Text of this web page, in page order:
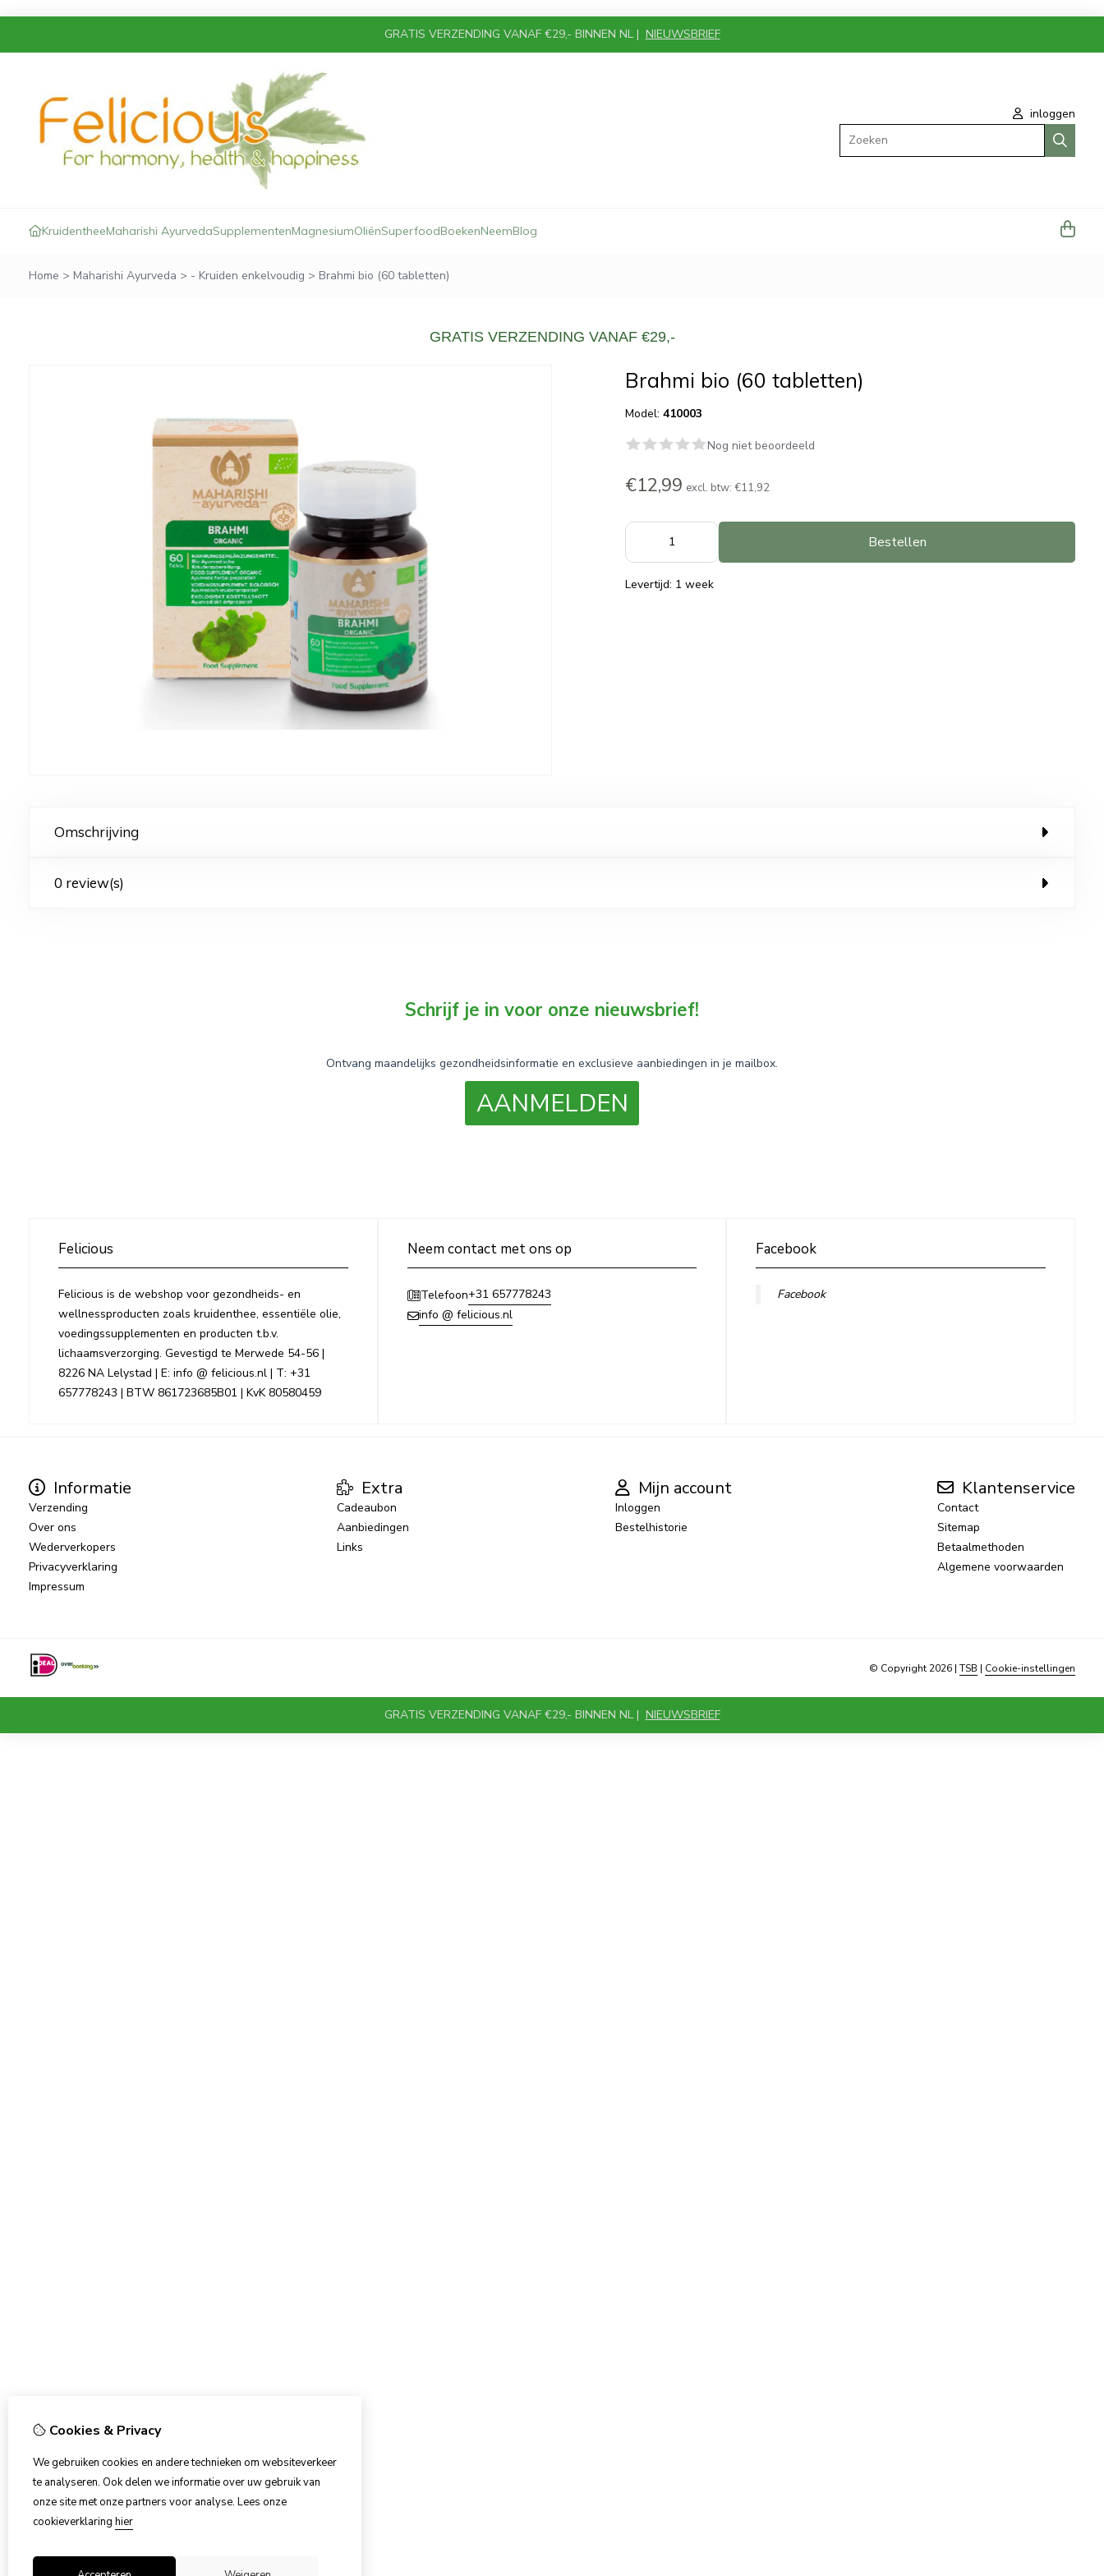
GRATIS VERZENDING VANAF €29,- BINNEN NL | NIEUWSBRIEF
inloggen
Zoeken
KruidentheeMaharishi AyurvedaSupplementenMagnesiumOliënSuperfoodBoekenNeemBlog
Home > Maharishi Ayurveda > - Kruiden enkelvoudig > Brahmi bio (60 tabletten)
GRATIS VERZENDING VANAF €29,-
Brahmi bio (60 tabletten)
Model:410003
Nog niet beoordeeld
€12,99 excl. btw:€11,92
Bestellen
Levertijd: 1 week
Omschrijving
0 review(s)
Schrijf je in voor onze nieuwsbrief!
Ontvang maandelijks gezondheidsinformatie en exclusieve aanbiedingen in je mailbox.
AANMELDEN
Felicious
Felicious is de webshop voor gezondheids- en
wellnessproducten zoals kruidenthee, essentiële olie,
voedingssupplementen en producten t.b.v.
lichaamsverzorging. Gevestigd te Merwede 54-56 |
8226 NA Lelystad | E: info @ felicious.nl | T: +31
657778243 | BTW 861723685B01 | KvK 80580459
Neem contact met ons op
Telefoon+31 657778243
info @ felicious.nl
Facebook
Facebook
Informatie
Verzending
Over ons
Wederverkopers
Privacyverklaring
Impressum
Extra
Cadeaubon
Aanbiedingen
Links
Mijn account
Inloggen
Bestelhistorie
Klantenservice
Contact
Sitemap
Betaalmethoden
Algemene voorwaarden
© Copyright 2026 | TSB | Cookie-instellingen
GRATIS VERZENDING VANAF €29,- BINNEN NL | NIEUWSBRIEF
Cookies & Privacy
We gebruiken cookies en andere technieken om websiteverkeer
te analyseren. Ook delen we informatie over uw gebruik van
onze site met onze partners voor analyse. Lees onze
cookieverklaring hier